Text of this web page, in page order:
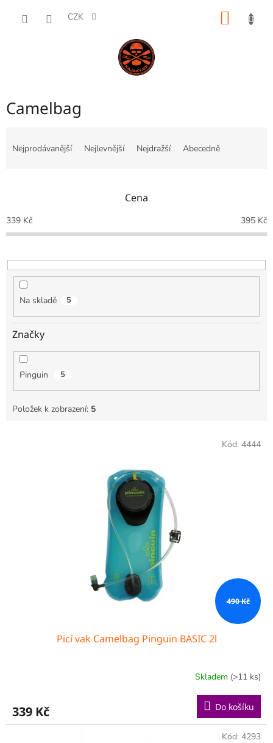
CZK
Camelbag
p
r
o
u
Nejprodávanější Nejlevnější Nejdražší Abecedně
Cena
339 Kč 395 Kč
Na skladě 5
Značky
Pinguin 5
Položek k zobrazení: 5
490 Kč
Picí vak Camelbag Pinguin BASIC 2l
Skladem (>11 ks)
339 Kč Do košíku
Kód: 4444
Kód: 4293